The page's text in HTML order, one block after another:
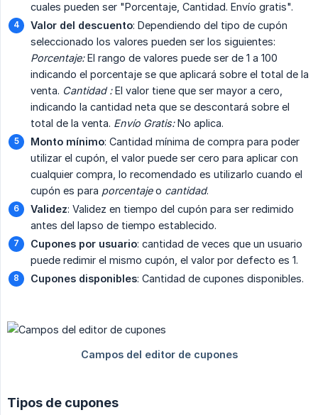
cuales pueden ser "Porcentaje, Cantidad. Envío gratis".
Valor del descuento: Dependiendo del tipo de cupón
seleccionado los valores pueden ser los siguientes:
Porcentaje:El rango de valores puede ser de 1 a 100
indicando el porcentaje se que aplicará sobre el total de la
venta. Cantidad :El valor tiene que ser mayor a cero,
indicando la cantidad neta que se descontará sobre el
total de la venta. Envío Gratis:No aplica.
Monto mínimo: Cantidad mínima de compra para poder
utilizar el cupón, el valor puede ser cero para aplicar con
cualquier compra, lo recomendado es utilizarlo cuando el
cupón es para porcentajeo cantidad.
Validez: Validez en tiempo del cupón para ser redimido
antes del lapso de tiempo establecido.
Cupones por usuario: cantidad de veces que un usuario
puede redimir el mismo cupón, el valor por defecto es 1.
Cupones disponibles: Cantidad de cupones disponibles.
Tipos de cupones